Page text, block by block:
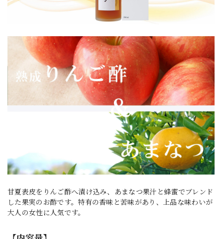
甘夏表皮をりんご酢へ漬け込み、あまなつ果汁と蜂蜜でブレンド
した果実のお酢です。特有の香味と苦味があり、上品な味わいが
大人の女性に人気です。